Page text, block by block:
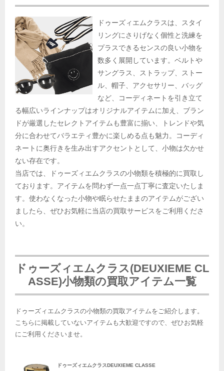
ドゥーズィエムクラスは、スタイ
リングにさりげなく個性と洗練を
プラスできるセンスの良い小物を
数多く展開しています。ベルトや
サングラス、ストラップ、ストー
ル、帽子、アクセサリー、バッグ
など、コーディネートを引き立て
る幅広いラインナップはオリジナルアイテムに加え、ブラン
ドが厳選したセレクトアイテムも豊富に揃い、トレンドや気
分に合わせてバラエティ豊かに楽しめる点も魅力。コーディ
ネートに奥行きを生み出すアクセントとして、小物は欠かせ
ない存在です。
当店では、ドゥーズィエムクラスの小物類を積極的に買取し
ております。アイテムを問わず一点一点丁寧に査定いたしま
す。使わなくなった小物や眠らせたままのアイテムがござい
ましたら、ぜひお気軽に当店の買取サービスをご利用くださ
い。
ドゥーズィエムクラス(DEUXIEME CL
ASSE)小物類の買取アイテム一覧
ドゥーズィエムクラスの小物類の買取アイテムをご紹介します。
こちらに掲載していないアイテムも大歓迎ですので、ぜひお気軽
にご利用くださいませ。
ドゥーズィエムクラスDEUXIEME CLASSE